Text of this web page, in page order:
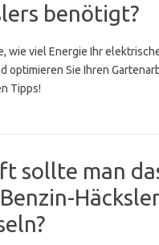
benötigt?
wie viel Energie Ihr
optimieren Sie Ihren
Tipps!
sollte man